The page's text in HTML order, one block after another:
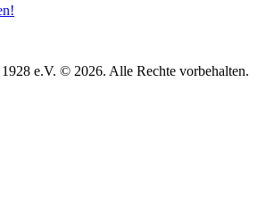
e.V. © 2026. Alle Rechte vorbehalten.